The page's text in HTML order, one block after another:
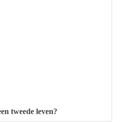
tweede leven?